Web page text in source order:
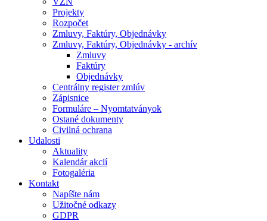
Projekty
Rozpočet
Zmluvy, Faktúry, Objednávky
Zmluvy, Faktúry, Objednávky - archív
Zmluvy
Faktúry
Objednávky
Centrálny register zmlúv
Zápisnice
Formuláre – Nyomtatványok
Ostané dokumenty
Civilná ochrana
Udalosti
Aktuality
Kalendár akcií
Fotogaléria
Kontakt
Napíšte nám
Užitočné odkazy
GDPR